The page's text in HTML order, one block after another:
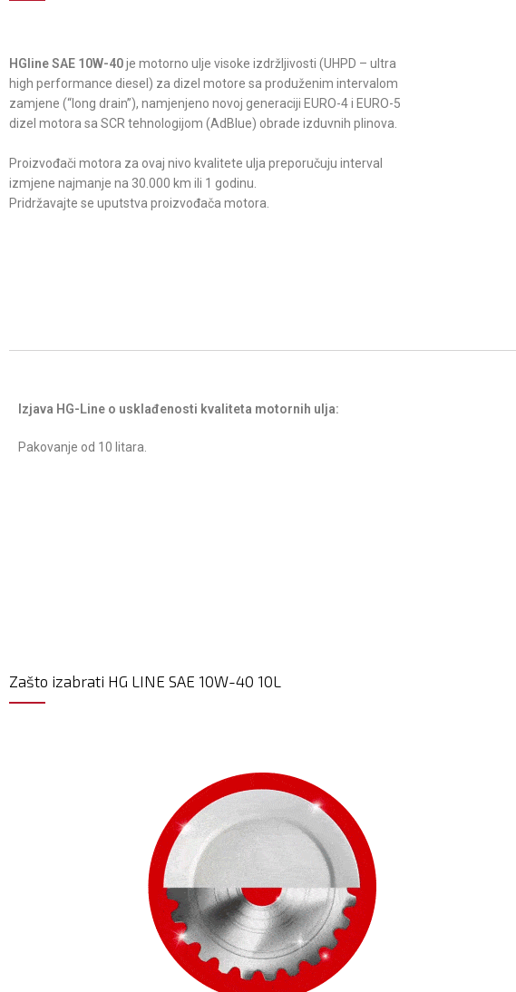
HGline SAE 10W-40je motorno ulje visoke izdržljivosti (UHPD – ultra
high performance diesel) za dizel motore sa produženim intervalom
zamjene (“long drain”), namjenjeno novoj generaciji EURO-4 i EURO-5
dizel motora sa SCR tehnologijom (AdBlue) obrade izduvnih plinova.
Proizvođači motora za ovaj nivo kvalitete ulja preporučuju interval
izmjene najmanje na 30.000 km ili 1 godinu.
Pridržavajte se uputstva proizvođača motora.
Izjava HG-Line o usklađenosti kvaliteta motornih ulja:
Pakovanje od 10 litara.
Zašto izabrati HG LINE SAE 10W-40 10L